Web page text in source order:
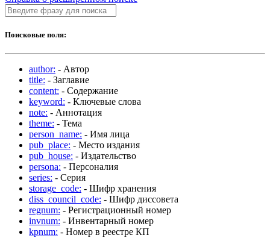
Поисковые поля:
author: - Автор
title: - Заглавие
content: - Содержание
keyword: - Ключевые слова
note: - Аннотация
theme: - Тема
person_name: - Имя лица
pub_place: - Место издания
pub_house: - Издательство
persona: - Персоналия
series: - Серия
storage_code: - Шифр хранения
diss_council_code: - Шифр диссовета
regnum: - Регистрационный номер
invnum: - Инвентарный номер
kpnum: - Номер в реестре КП